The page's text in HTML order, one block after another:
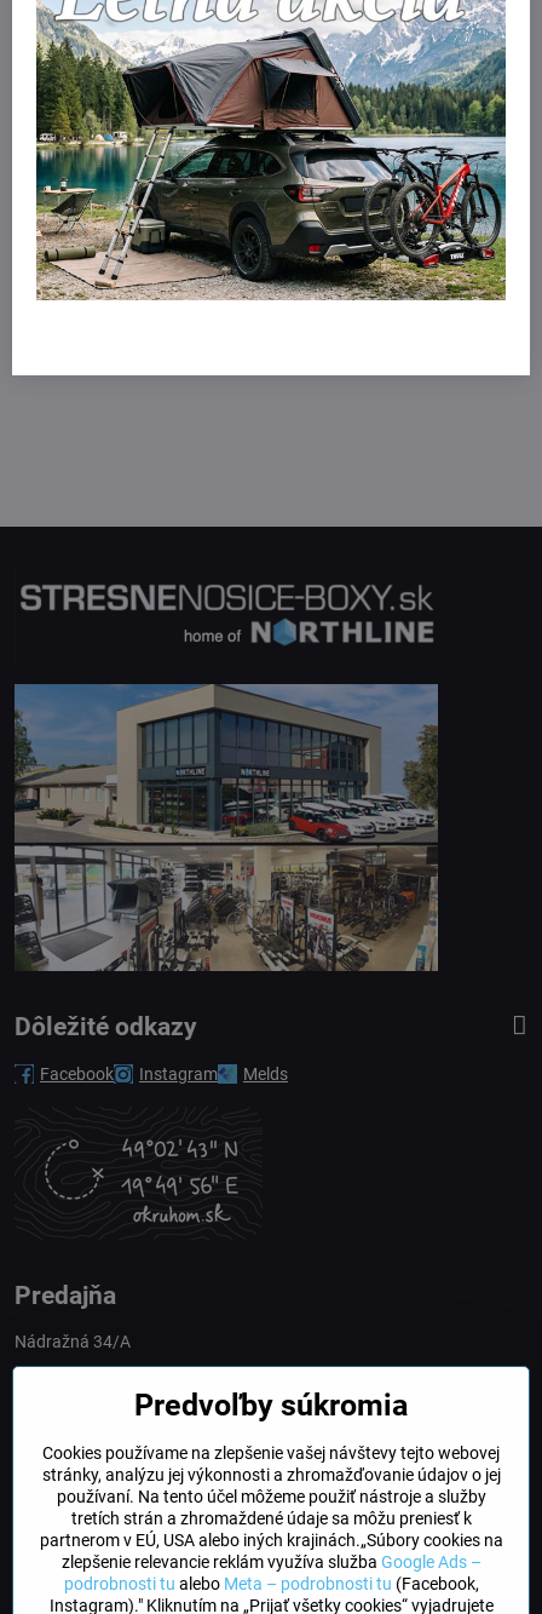
Dôležité odkazy
Facebook Instagram Melds
Predajňa
Nádražná 34/A
obchod​@northline​.sk
Otváracie hodiny
PO, UT, STR, ŠT: 9.00 - 17.00
PIA: 8.00 - 16.00
Predvoľby súkromia
Cookies používame na zlepšenie vašej návštevy tejto webovej
stránky, analýzu jej výkonnosti a zhromažďovanie údajov o jej
používaní. Na tento účel môžeme použiť nástroje a služby
tretích strán a zhromaždené údaje sa môžu preniesť k
partnerom v EÚ, USA alebo iných krajinách.„Súbory cookies na
zlepšenie relevancie reklám využíva služba Google Ads –
podrobnosti tu alebo Meta – podrobnosti tu (Facebook,
Instagram)." Kliknutím na „Prijať všetky cookies“ vyjadrujete